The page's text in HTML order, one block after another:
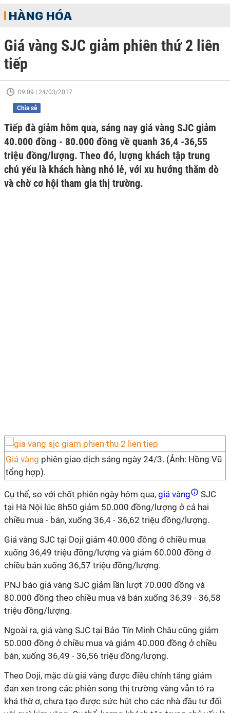
HÀNG HÓA
Giá vàng SJC giảm phiên thứ 2 liên
tiếp
09:09 | 24/03/2017
Chia sẻ
Tiếp đà giảm hôm qua, sáng nay giá vàng SJC giảm
40.000 đồng - 80.000 đồng về quanh 36,4 -36,55
triệu đồng/lượng. Theo đó, lượng khách tập trung
chủ yếu là khách hàng nhỏ lẻ, với xu hướng thăm dò
và chờ cơ hội tham gia thị trường.
Giá vàng phiên giao dịch sáng ngày 24/3. (Ảnh: Hồng Vũ
tổng hợp).
Cụ thể, so với chốt phiên ngày hôm qua, giá vàng
SJC
tại Hà Nội lúc 8h50 giảm 50.000 đồng/lượng ở cả hai
chiều mua - bán, xuống 36,4 - 36,62 triệu đồng/lượng.
Giá vàng SJC tại Doji giảm 40.000 đồng ở chiều mua
xuống 36,49 triệu đồng/lượng và giảm 60.000 đồng ở
chiều bán xuống 36,57 triệu đồng/lượng.
PNJ báo giá vàng SJC giảm lần lượt 70.000 đồng và
80.000 đồng theo chiều mua và bán xuống 36,39 - 36,58
triệu đồng/lượng.
Ngoài ra, giá vàng SJC tại Bảo Tín Minh Châu cũng giảm
50.000 đồng ở chiều mua và giảm 40.000 đồng ở chiều
bán, xuống 36,49 - 36,56 triệu đồng/lượng.
Theo Doji, mặc dù giá vàng được điều chỉnh tăng giảm
đan xen trong các phiên song thị trường vàng vẫn tỏ ra
khá thờ ơ, chưa tạo được sức hút cho các nhà đầu tư đối